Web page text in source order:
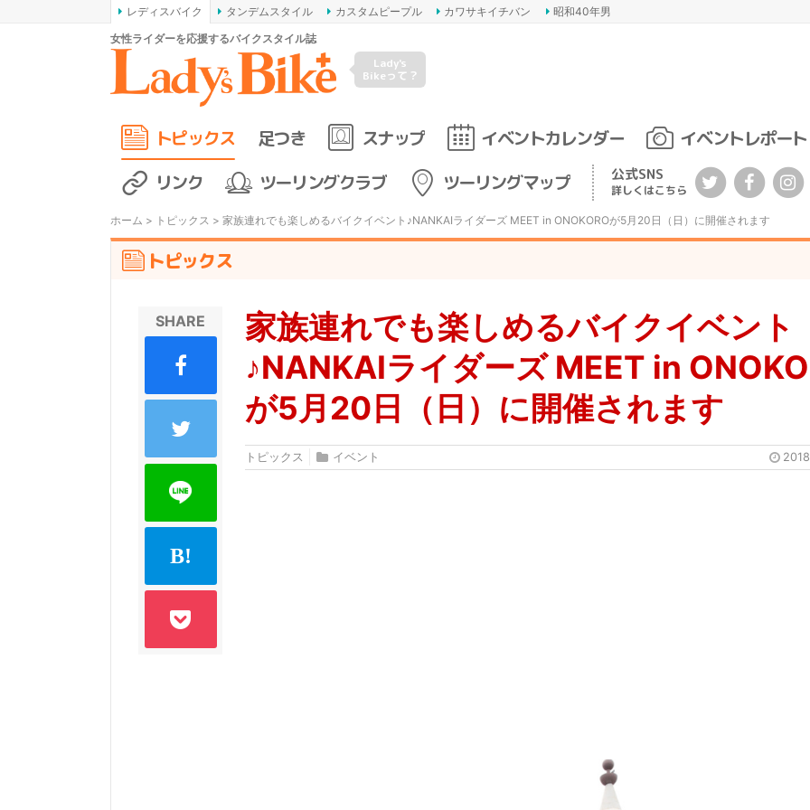
レディスバイク タンデムスタイル カスタムピープル カワサキイチバン
昭和40年男
女性ライダーを応援するバイクスタイル誌
Lady's
Bikeって？
トピックス 足つき スナップ イベントカレンダー イベントレポート
リンク
ツーリングクラブ ツーリングマップ 公式SNS
詳しくはこちら
ホーム > トピックス > 家族連れでも楽しめるバイクイベント♪NANKAIライダーズ MEET in ONOKOROが5月20日（日）に開催されます
トピックス
家族連れでも楽しめるバイクイベント
♪NANKAIライダーズ MEET in
が5月20日（日）に開催されます
トピックス イベント
SHARE